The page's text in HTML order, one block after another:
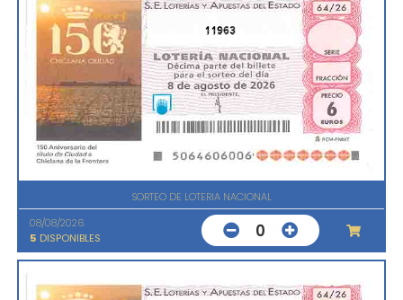
11963
SORTEO DE LOTERIA NACIONAL
08/08/2026
5 DISPONIBLES 0